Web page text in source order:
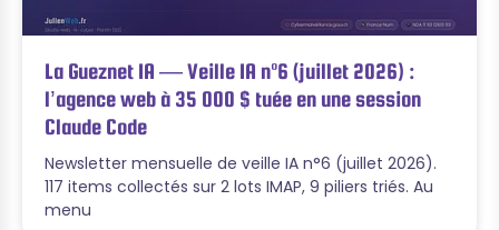
La Gueznet IA — Veille IA n°6 (juillet 2026) :
l’agence web à 35 000 $ tuée en une session
Claude Code
Newsletter mensuelle de veille IA n°6 (juillet 2026).
117 items collectés sur 2 lots IMAP, 9 piliers triés. Au
menu